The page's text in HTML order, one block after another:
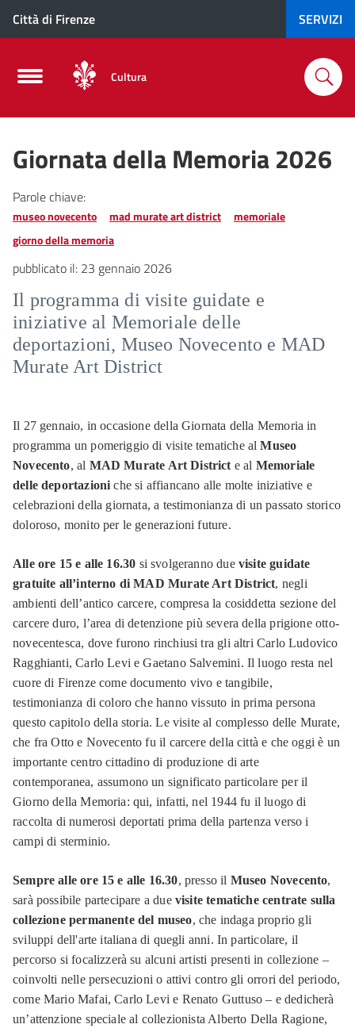
Città di Firenze SERVIZI
Cultura
Giornata della Memoria 2026
Parole chiave:
museo novecento mad murate art district
memoriale
giorno della memoria
pubblicato il: 23 gennaio 2026
Il programma di visite guidate e
iniziative al Memoriale delle
deportazioni, Museo Novecento e MAD
Murate Art District
Il 27 gennaio, in occasione della Giornata della Memoria in
programma un pomeriggio di visite tematiche alMuseo
Novecento, al MAD Murate Art District e al Memoriale
delle deportazioniche si affiancano alle molte iniziative e
celebrazioni della giornata, a testimonianza di un passato storico
doloroso, monito per le generazioni future.
Alle ore 15 e alle 16.30 si svolgeranno due visite guidate
gratuite all’interno di MAD Murate Art District, negli
ambienti dell’antico carcere, compresa la cosiddetta sezione del
carcere duro, l’area di detenzione più severa della prigione otto-
novecentesca, dove furono rinchiusi tra gli altri Carlo Ludovico
Ragghianti, Carlo Levi e Gaetano Salvemini. Il luogo resta nel
cuore di Firenze come documento vivo e tangibile,
testimonianza di coloro che hanno vissuto in prima persona
questo capitolo della storia. Le visite al complesso delle Murate,
che fra Otto e Novecento fu il carcere della città e che oggi è un
importante centro cittadino di produzione di arte
contemporanea, assumono un significato particolare per il
Giorno della Memoria: qui, infatti, nel 1944 fu il luogo di
raccolta di numerosi deportati prima della partenza verso i
campi di sterminio.
Sempre alle ore 15 e alle 16.30, presso il Museo Novecento,
sarà possibile partecipare a due visite tematiche centrate sulla
collezione permanente del museo, che indaga proprio gli
sviluppi dell'arte italiana di quegli anni. In particolare, il
percorso si focalizzerà su alcuni artisti presenti in collezione –
coinvolti nelle persecuzioni o attivi contro gli orrori del periodo,
come Mario Mafai, Carlo Levi e Renato Guttuso – e dedicherà
un’attenzione speciale al collezionista Alberto Della Ragione,